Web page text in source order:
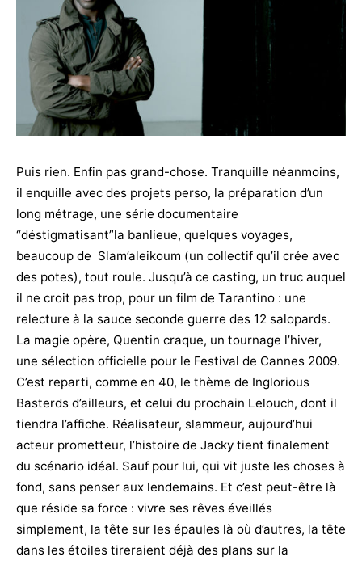
Puis rien. Enfin pas grand-chose. Tranquille néanmoins,
il enquille avec des projets perso, la préparation d’un
long métrage, une série documentaire
“déstigmatisant”la banlieue, quelques voyages,
beaucoup de Slam’aleikoum (un collectif qu’il crée avec
des potes), tout roule. Jusqu’à ce casting, un truc auquel
il ne croit pas trop, pour un film de Tarantino : une
relecture à la sauce seconde guerre des 12 salopards.
La magie opère, Quentin craque, un tournage l’hiver,
une sélection officielle pour le Festival de Cannes 2009.
C’est reparti, comme en 40, le thème de Inglorious
Basterds d’ailleurs, et celui du prochain Lelouch, dont il
tiendra l’affiche. Réalisateur, slammeur, aujourd’hui
acteur prometteur, l’histoire de Jacky tient finalement
du scénario idéal. Sauf pour lui, qui vit juste les choses à
fond, sans penser aux lendemains. Et c’est peut-être là
que réside sa force : vivre ses rêves éveillés
simplement, la tête sur les épaules là où d’autres, la tête
dans les étoiles tireraient déjà des plans sur la